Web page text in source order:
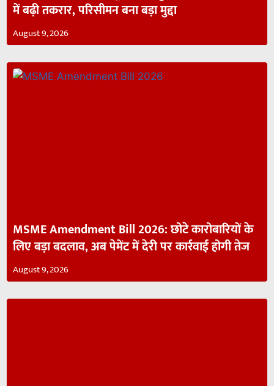
में बढ़ी तकरार, परिसीमन बना बड़ा मुद्दा
August 9, 2026
MSME Amendment Bill 2026: छोटे कारोबारियों के
लिए बड़ा बदलाव, अब पेमेंट में देरी पर कार्रवाई होगी तेज
August 9, 2026